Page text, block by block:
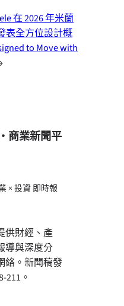
在 2026 年米蘭
表全方位設計概
to Move with
商業新聞平
× 投資 即時報
供財經、產
導與深度分
絡。新聞稿發
211。